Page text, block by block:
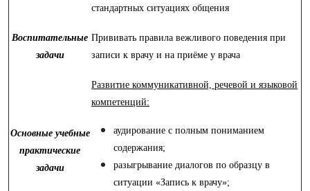
стандартных ситуациях общения
Воспитательные
задачи
Прививать правила вежливого поведения при
записи к врачу и на приёме у врача
Основные учебные
практические
задачи
Развитие коммуникативной, речевой и языковой
компетенций:
аудирование с полным пониманием
содержания;
разыгрывание диалогов по образцу в
ситуации «Запись к врачу»;